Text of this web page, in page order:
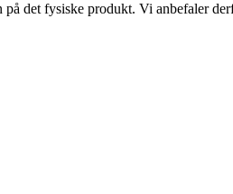
det fysiske produkt. Vi anbefaler